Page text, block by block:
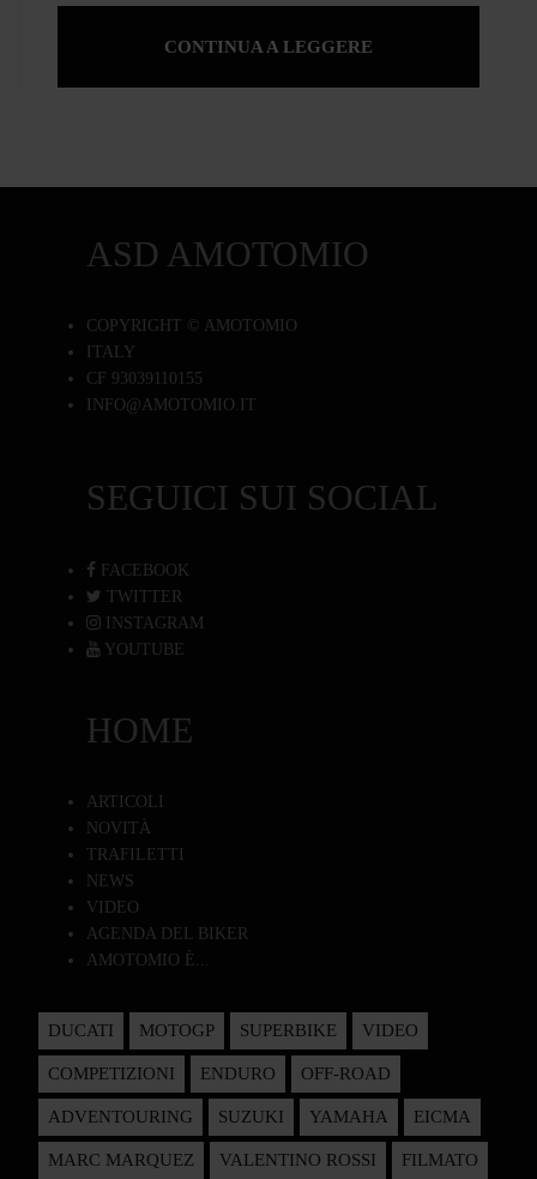
CONTINUA A LEGGERE
ASD AMOTOMIO
COPYRIGHT © AMOTOMIO
ITALY
CF 93039110155
INFO@AMOTOMIO.IT
SEGUICI SUI SOCIAL
FACEBOOK
TWITTER
INSTAGRAM
YOUTUBE
HOME
ARTICOLI
NOVITÀ
TRAFILETTI
NEWS
VIDEO
AGENDA DEL BIKER
AMOTOMIO È...
DUCATI MOTOGP SUPERBIKE VIDEO
COMPETIZIONI ENDURO OFF-ROAD
ADVENTOURING SUZUKI YAMAHA EICMA
MARC MARQUEZ VALENTINO ROSSI FILMATO